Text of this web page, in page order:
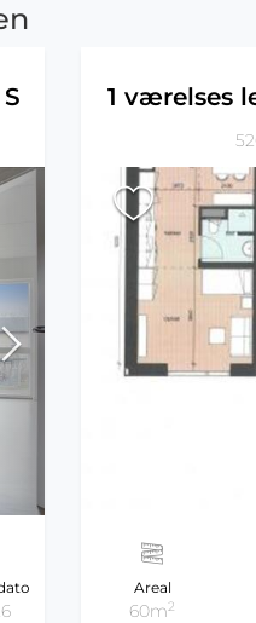
1 værelses
Areal
60m2